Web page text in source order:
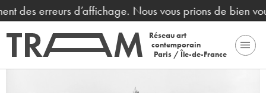
erreurs d’affichage. Nous vous prions de bien
Réseau art
contemporain
Paris / Île-de-France